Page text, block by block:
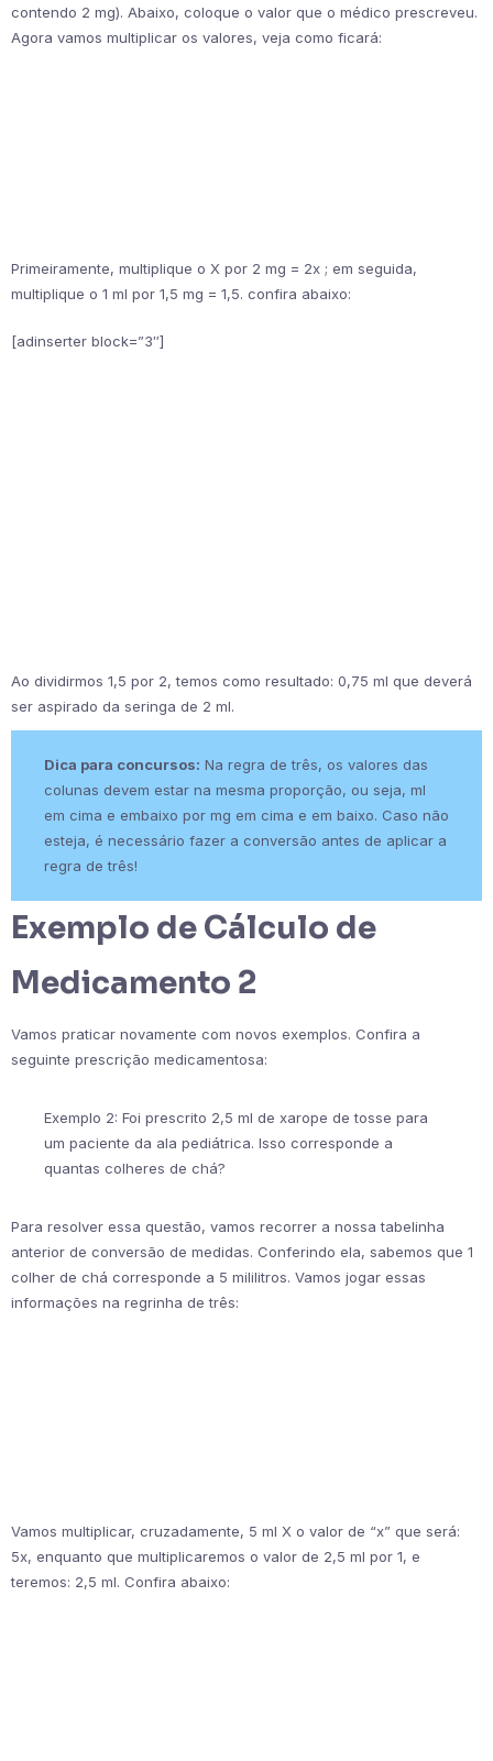
contendo 2 mg). Abaixo, coloque o valor que o médico prescreveu.
Agora vamos multiplicar os valores, veja como ficará:
Primeiramente, multiplique o X por 2 mg = 2x ; em seguida,
multiplique o 1 ml por 1,5 mg = 1,5. confira abaixo:
[adinserter block=”3″]
Ao dividirmos 1,5 por 2, temos como resultado: 0,75 ml que deverá
ser aspirado da seringa de 2 ml.
Dica para concursos: Na regra de três, os valores das
colunas devem estar na mesma proporção, ou seja, ml
em cima e embaixo por mg em cima e em baixo. Caso não
esteja, é necessário fazer a conversão antes de aplicar a
regra de três!
Exemplo de Cálculo de
Medicamento 2
Vamos praticar novamente com novos exemplos. Confira a
seguinte prescrição medicamentosa:
Exemplo 2: Foi prescrito 2,5 ml de xarope de tosse para
um paciente da ala pediátrica. Isso corresponde a
quantas colheres de chá?
Para resolver essa questão, vamos recorrer a nossa tabelinha
anterior de conversão de medidas. Conferindo ela, sabemos que 1
colher de chá corresponde a 5 mililitros. Vamos jogar essas
informações na regrinha de três:
Vamos multiplicar, cruzadamente, 5 ml X o valor de “x” que será:
5x, enquanto que multiplicaremos o valor de 2,5 ml por 1, e
teremos: 2,5 ml. Confira abaixo: